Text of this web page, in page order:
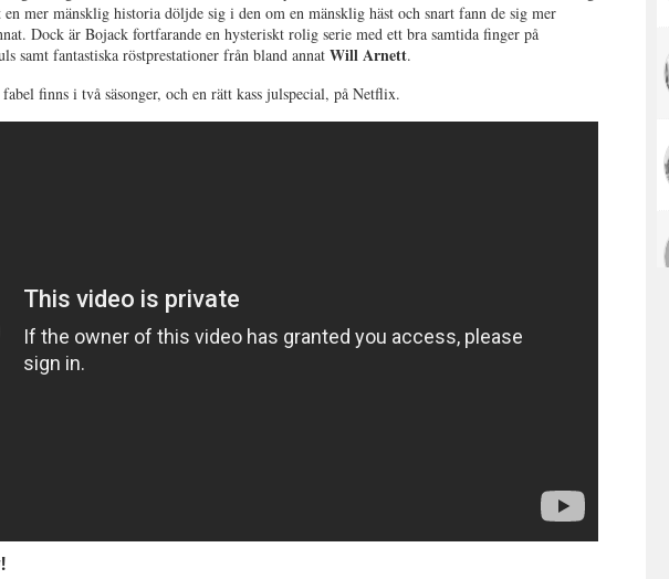
mer mänsklig historia döljde sig i den om en mänsklig häst och snart fann de sig mer
Dock är Bojack fortfarande en hysteriskt rolig serie med ett bra samtida finger på
samt fantastiska röstprestationer från bland annatWill Arnett.
finns i två säsonger, och en rätt kass julspecial, på Netflix.